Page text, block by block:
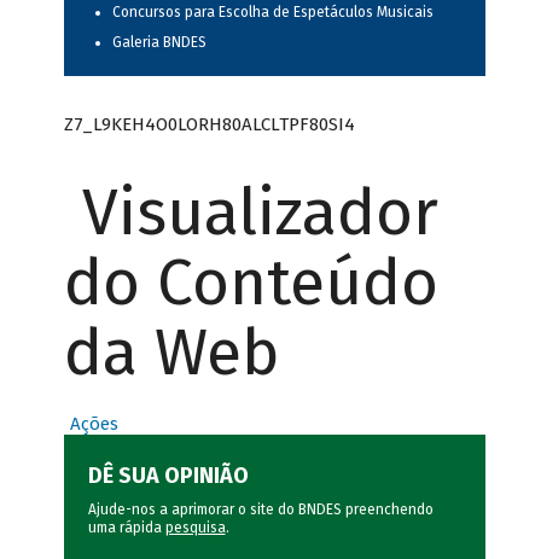
Concursos para Escolha de Espetáculos Musicais
Galeria BNDES
Z7_L9KEH4O0LORH80ALCLTPF80SI4
Visualizador
do Conteúdo
da Web
Ações
DÊ SUA OPINIÃO
Ajude-nos a aprimorar o site do BNDES preenchendo
uma rápida pesquisa.